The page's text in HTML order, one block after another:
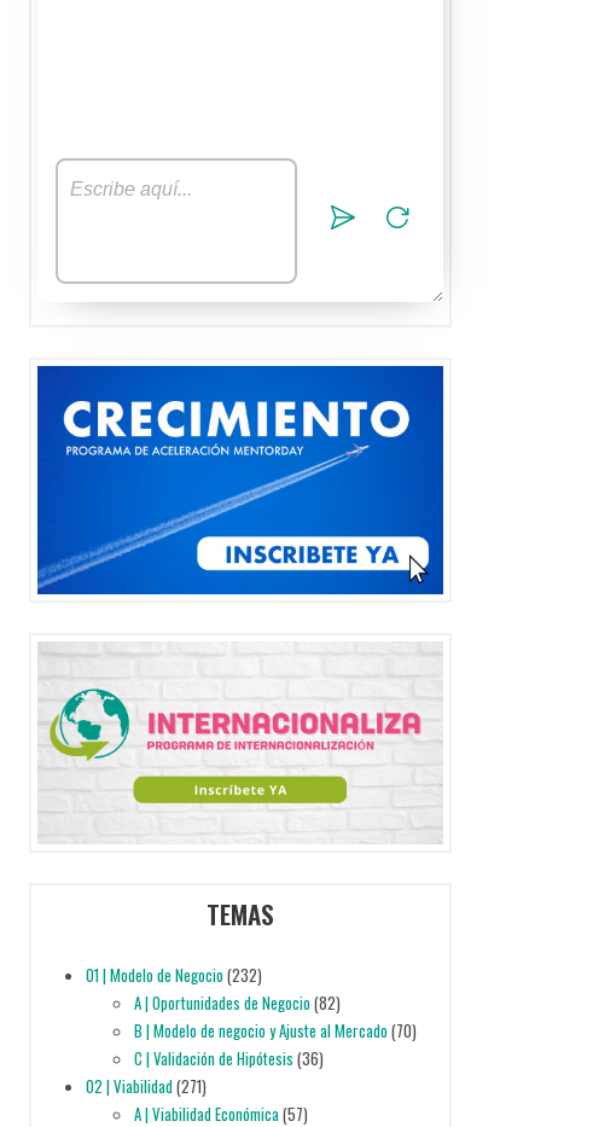
TEMAS
01 | Modelo de Negocio(232)
A | Oportunidades de Negocio(82)
B | Modelo de negocio y Ajuste al Mercado(70)
C | Validación de Hipótesis (36)
02 | Viabilidad(271)
A | Viabilidad Económica(57)